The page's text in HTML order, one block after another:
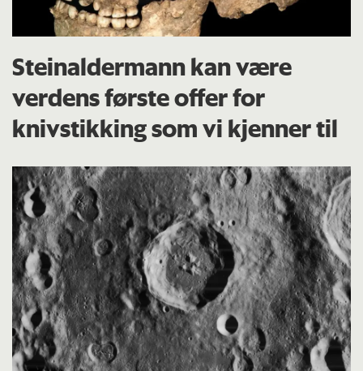
Steinaldermann kan være
verdens første offer for
knivstikking som vi kjenner til